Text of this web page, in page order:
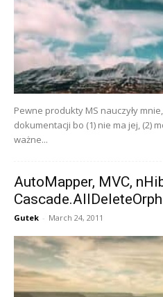
Pewne produkty MS nauczyły
dokumentacji bo (1) nie ma jej, (2)
ważne...
AutoMapper, MVC,
Gutek - March 24, 2011